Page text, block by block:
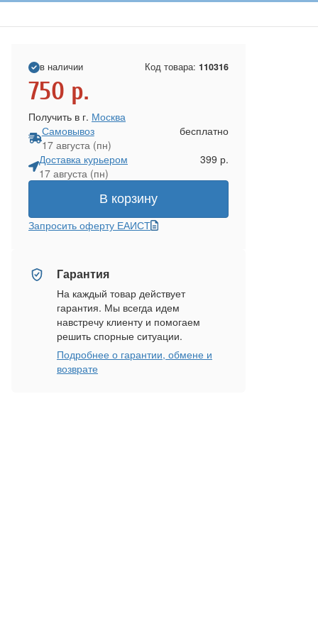
в наличии Код товара: 110316
750 р.
Получить в г. Москва
Самовывоз
17 августа (пн)
бесплатно
Доставка курьером
17 августа (пн)
399 р.
В корзину
Запросить оферту ЕАИСТ
Гарантия
На каждый товар действует
гарантия. Мы всегда идем
навстречу клиенту и помогаем
решить спорные ситуации.
Подробнее о гарантии, обмене и
возврате